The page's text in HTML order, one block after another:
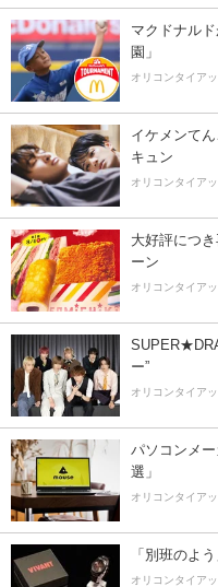
マクドナル
園」
オリコンタイア
イケメンて
キュン
オリコンタイア
大好評につ
ーン
オリコンタイア
ー”
オリコンタイア
パソコンメ
選」
オリコンタイア
「別班のよ
オリコンタイア